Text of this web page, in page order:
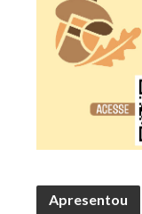
Apresentou